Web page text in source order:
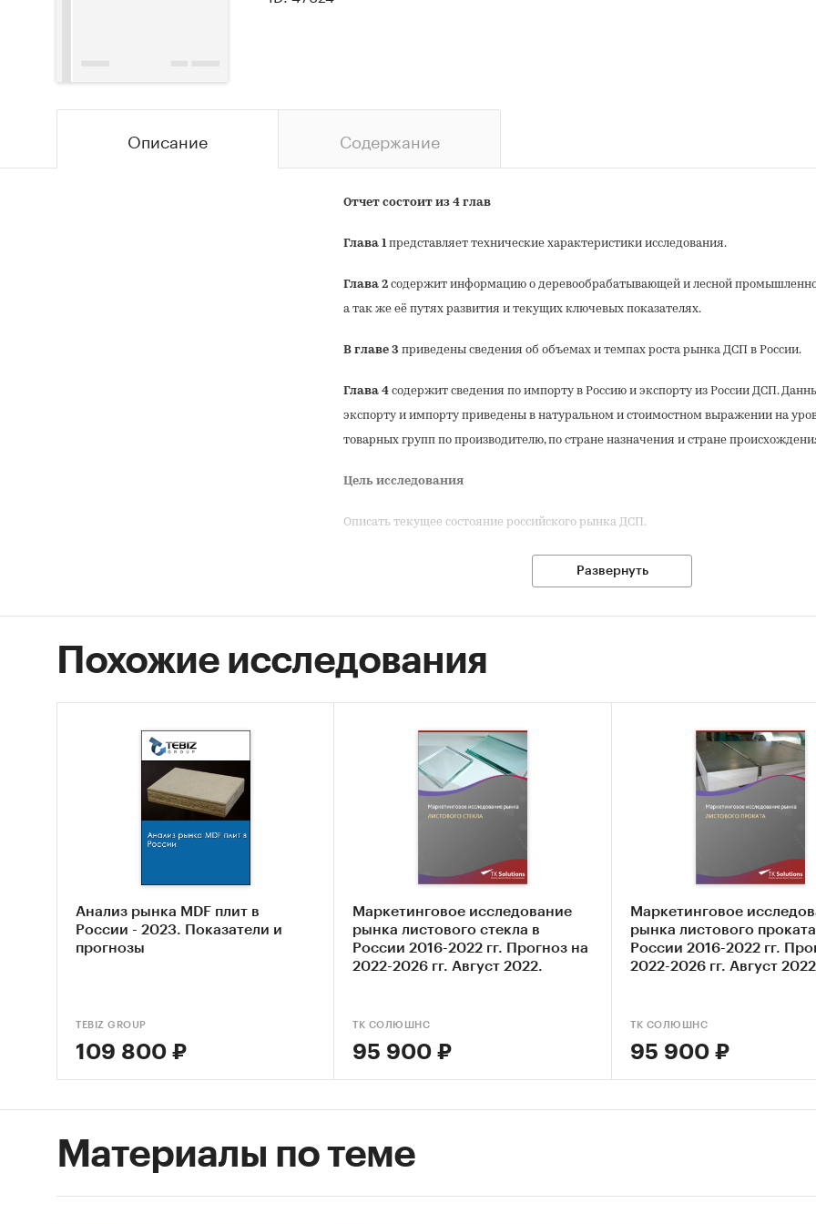
Описание Содержание
Отчет состоит из 4 глав
Глава 1 представляет технические характеристики исследования.
Глава 2 содержит информацию о деревообрабатывающей и лесной
а так же её путях развития и текущих ключевых показателях.
В главе 3 приведены сведения об объемах и темпах роста рынка ДСП в России.
Глава 4 содержит сведения по импорту в Россию и экспорту из России ДСП.
экспорту и импорту приведены в натуральном и стоимостном выражении на
товарных групп по производителю, по стране назначения и стране
Цель исследования
Описать текущее состояние российского рынка ДСП.
Определить объем и динамику производства в российском ЛПК.
Описать свойства и область применения ДСП.
Описать общее состояние рынка ДСП: емкость и темпы роста рынка, объем
производства.
Определить перспективные планы и проекты игроков рынка по
Объект исследования
Российский рынок ДСП.
Информационная база исследования:
Базы данных ФТС РФ (импорта и экспорта), ФСГС РФ (производства).
Ресурсы сети Интернет.
Результаты исследований маркетинговых и консалтинговых агентств.
Развернуть
Похожие исследования
Анализ рынка MDF плит в
России - 2023. Показатели и
прогнозы
TEBIZ GROUP
109 800 ₽
Маркетинговое исследование
рынка листового стекла в
России 2016-2022 гг. Прогноз на
2022-2026 гг. Август 2022.
ТК СОЛЮШНС
95 900 ₽
Маркетинговое
рынка листового
России 2016-2022 гг.
2022-2026 гг. Август
ТК СОЛЮШНС
95 900 ₽
Материалы по теме